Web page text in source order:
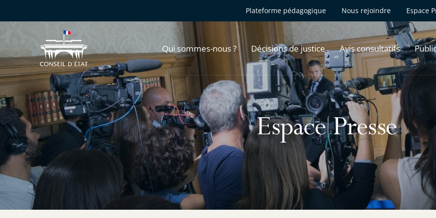
Plateforme pédagogique Nous rejoindre Espace
Qui sommes-nous ? Décisions de justice Avis consultatifs
Espace Presse